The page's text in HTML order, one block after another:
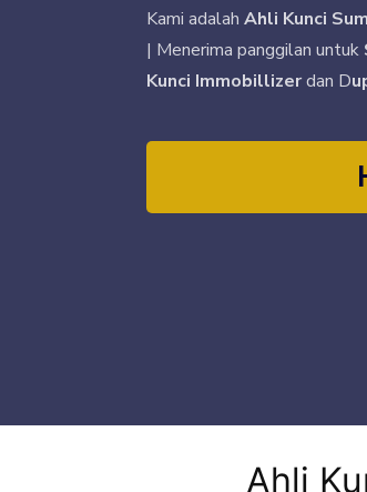
Kami adalah Ahli Kunci
| Menerima panggilan untuk
Kunci Immobillizerdan D
Ahli